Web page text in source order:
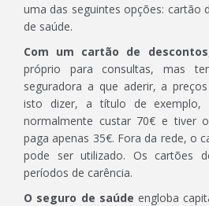
uma das seguintes opções: cartão
de saúde.
Com um cartão de descontos
próprio para consultas, mas
seguradora a que aderir, a
isto dizer, a título de exemplo,
normalmente custar 70€ e tiver
paga apenas 35€. Fora da rede, o
pode ser utilizado. Os cartões
períodos de carência.
O seguro de saúde engloba